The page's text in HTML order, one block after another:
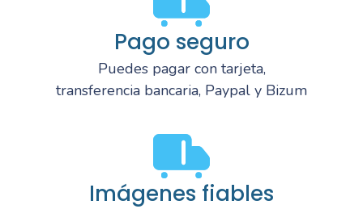
Pago seguro
Puedes pagar con tarjeta,
transferencia bancaria, Paypal y Bizum
Imágenes fiables